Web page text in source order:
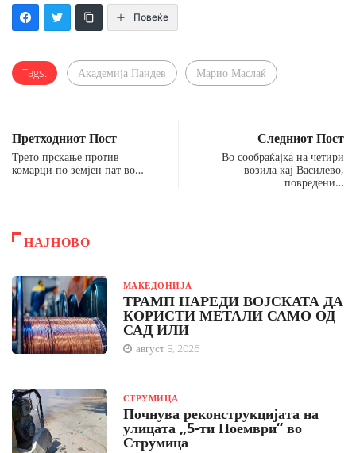
Повеќе
Tags: Академија Пандев Марио Маслаќ
Претходниот Пост
Трето прскање против
комарци по земјен пат во…
Следниот Пост
Во сообраќајка на четири
возила кај Василево,
повредени…
НАЈНОВО
МАКЕДОНИЈА
ТРАМП НАРЕДИ ВОЈСКАТА ДА
КОРИСТИ МЕТАЛИ САМО ОД
САД ИЛИ
август 5, 2026
СТРУМИЦА
Почнува реконструкцијата на
улицата „5-ти Ноември“ во
Струмица